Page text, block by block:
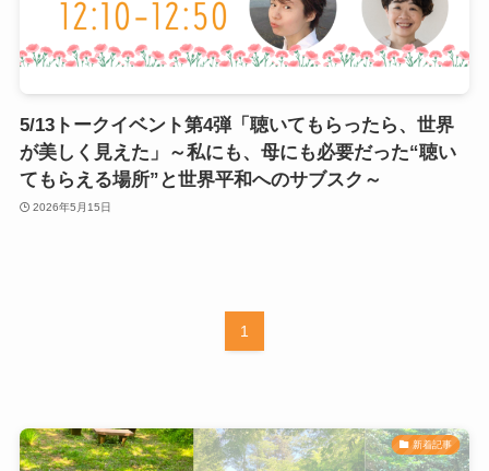
5/13トークイベント第4弾「聴いてもらったら、世界
が美しく見えた」～私にも、母にも必要だった“聴い
てもらえる場所”と世界平和へのサブスク～
2026年5月15日
1
新着記事